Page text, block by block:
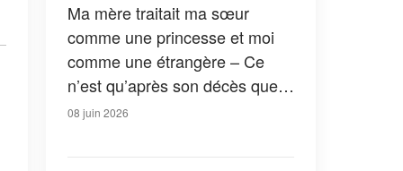
Ma mère traitait ma sœur
comme une princesse et moi
comme une étrangère – Ce
n’est qu’après son décès que
j’ai enfin compris pourquoi
08 juin 2026